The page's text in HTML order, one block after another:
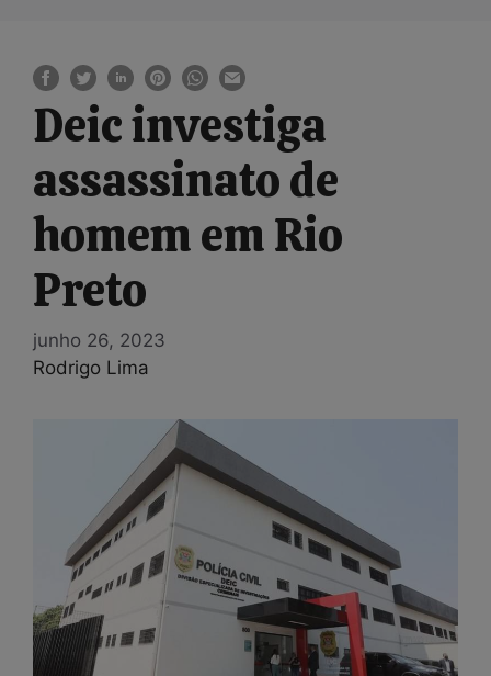
Deic investiga
assassinato de
homem em Rio
Preto
junho 26, 2023
Rodrigo Lima